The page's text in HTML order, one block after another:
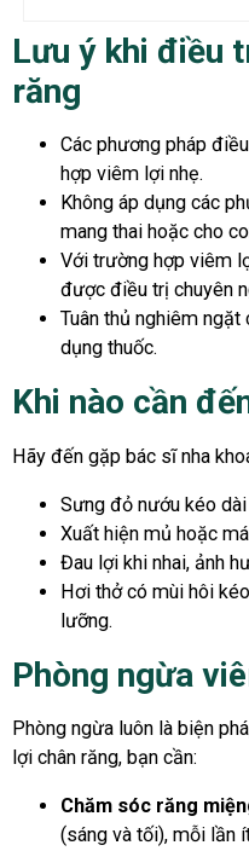
Lưu ý khi điều
răng
Các phương pháp
hợp viêm lợi nhẹ.
Không áp dụng các
mang thai hoặc cho
Với trường hợp viêm
được điều trị chuyên
Tuân thủ nghiêm
dụng thuốc.
Khi nào cần
Hãy đến gặp bác sĩ nha
Sưng đỏ nướu kéo
Xuất hiện mủ hoặc
Đau lợi khi nhai, ảnh
Hơi thở có mùi hôi
lưỡng.
Phòng ngừa
Phòng ngừa luôn là biện
lợi chân răng, bạn cần:
Chăm sóc răng
(sáng và tối), mỗi lần